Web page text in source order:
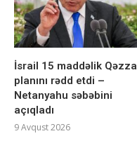
İsrail 15 maddəlik Qəzza
planını rədd etdi –
Netanyahu səbəbini
açıqladı
9 Avqust 2026